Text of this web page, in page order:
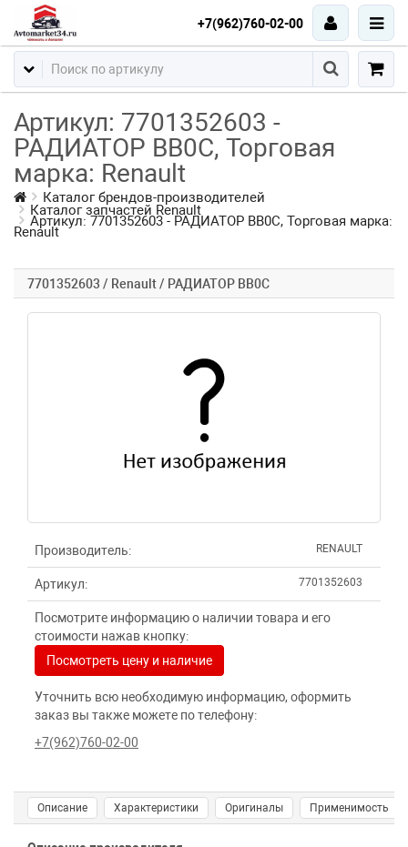
+7(962)760-02-00
Артикул: 7701352603 -
РАДИАТОР BB0C, Торговая
марка: Renault
Каталог брендов-производителей
Каталог запчастей Renault
Артикул: 7701352603 - РАДИАТОР BB0C, Торговая марка:
Renault
7701352603 / Renault / РАДИАТОР BB0C
Производитель: RENAULT
Артикул: 7701352603
Посмотрите информацию о наличии товара и его
стоимости нажав кнопку:
Посмотреть цену и наличие
Уточнить всю необходимую информацию, оформить
заказ вы также можете по телефону:
+7(962)760-02-00
Описание Характеристики Оригиналы Применимость